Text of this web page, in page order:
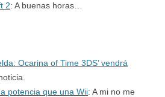
2: A buenas horas…
Ocarina of Time 3DS’ vendrá
potencia que una Wii: A mi no me